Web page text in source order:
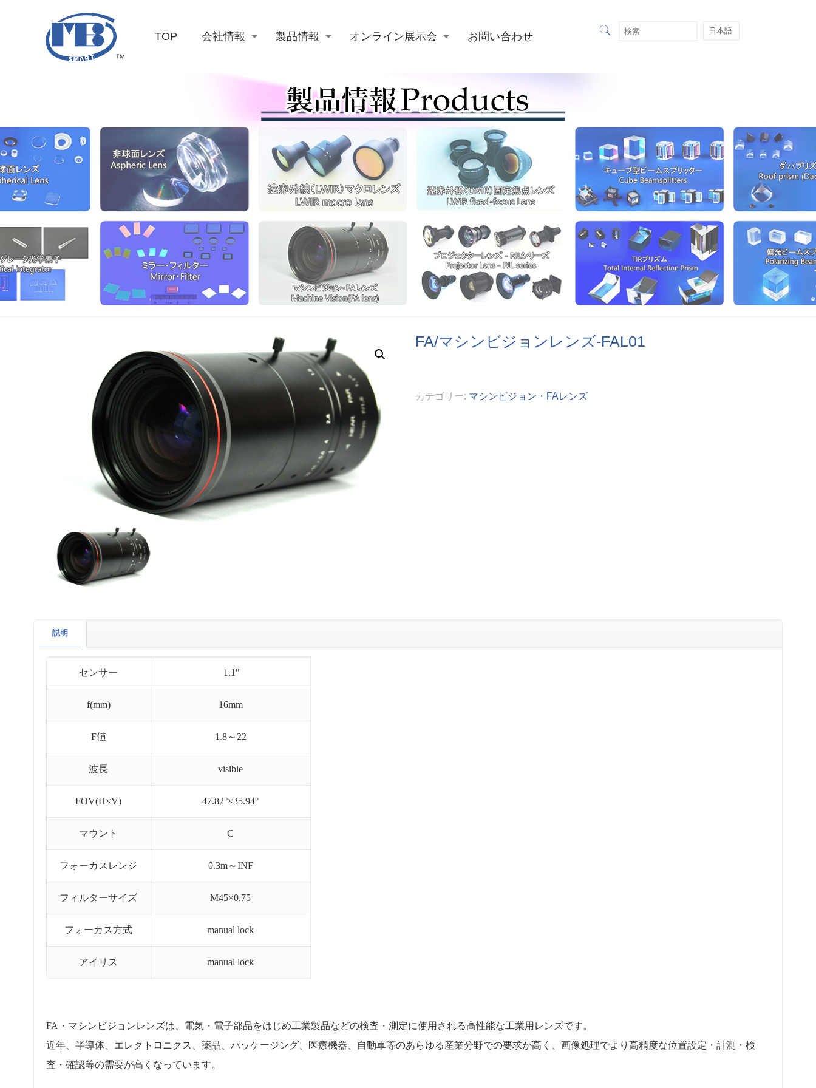
TOP 会社情報 製品情報 オンライン展示会 お問い合わせ
FA/マシンビジョンレンズ-FAL01
カテゴリー: マシンビジョン・FAレンズ
説明
センサー 1.1"
f(mm) 16mm
F値 1.8～22
波長 visible
FOV(H×V) 47.82°×35.94°
マウント C
フォーカスレンジ 0.3m～INF
フィルターサイズ M45×0.75
フォーカス方式 manual lock
アイリス manual lock
FA・マシンビジョンレンズは、電気・電子部品をはじめ工業製品などの検査・測定に使用される高性能な工業用レンズです。
近年、半導体、エレクトロニクス、薬品、パッケージング、医療機器、自動車等のあらゆる産業分野での要求が高く、画像処理でより高精度な位置設定・計測・検
査・確認等の需要が高くなっています。